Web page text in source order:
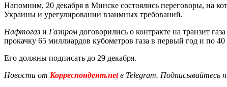
Напомним, 20 декабря в Минске состоялись переговоры, на
Украины и урегулировании взаимных требований.
Нафтогаз и Газпром договорились о контракте на транзит
прокачку 65 миллиардов кубометров газа в первый год и по
Его должны подписать до 29 декабря.
Новости от Корреспондент.netв Telegram. Подписывайтесь